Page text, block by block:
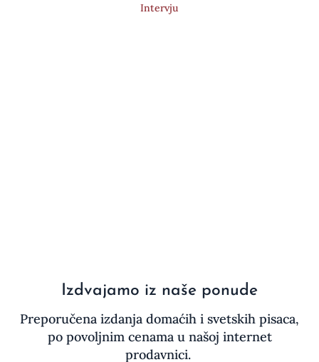
Intervju
Izdvajamo iz naše ponude
Preporučena izdanja domaćih i svetskih pisaca,
po povoljnim cenama u našoj internet
prodavnici.